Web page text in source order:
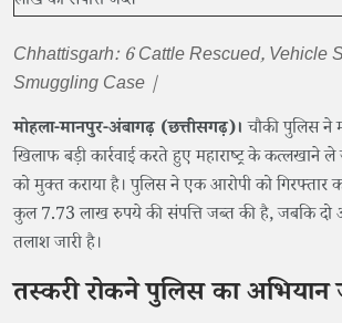
Chhattisgarh: 6 Cattle Rescued, Vehicle
Smuggling Case |
मोहला-मानपुर-अंबागढ़ (छत्तीसगढ़)।चौकी पुलिस ने
खिलाफ बड़ी कार्रवाई करते हुए महाराष्ट्र के कत्लखाने
को मुक्त कराया है। पुलिस ने एक आरोपी को गिरफ्तार
कुल 7.73 लाख रुपये की संपत्ति जब्त की है, जबकि दो
तलाश जारी है।
तस्करी रोकने पुलिस का अभियान